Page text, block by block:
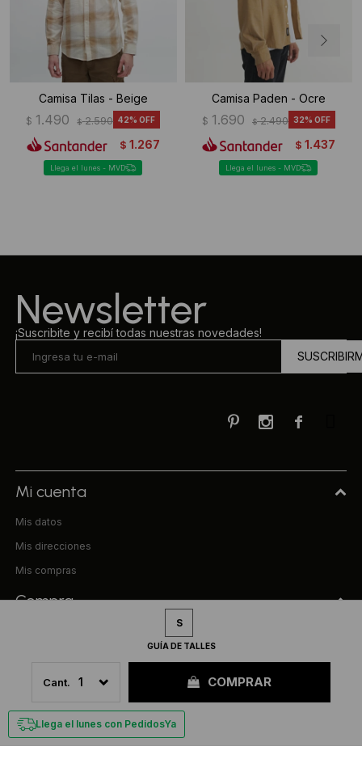
S
GUÍA DE TALLES
1 COMPRAR
Llega el lunes con PedidosYa
Camisa Tilas - Beige
$ 1.490 $ 2.590 42
$ 1.267
Llega el lunes - MVD
Camisa Paden - Ocre
$ 1.690 $ 2.490 32
$ 1.437
Llega el lunes - MVD
Newsletter
¡Suscribite y recibí todas nuestras novedades!

 
Mi cuenta
Mis datos
Mis direcciones
Mis compras
Compra
Uniform & Co.
La empresa
Tiendas